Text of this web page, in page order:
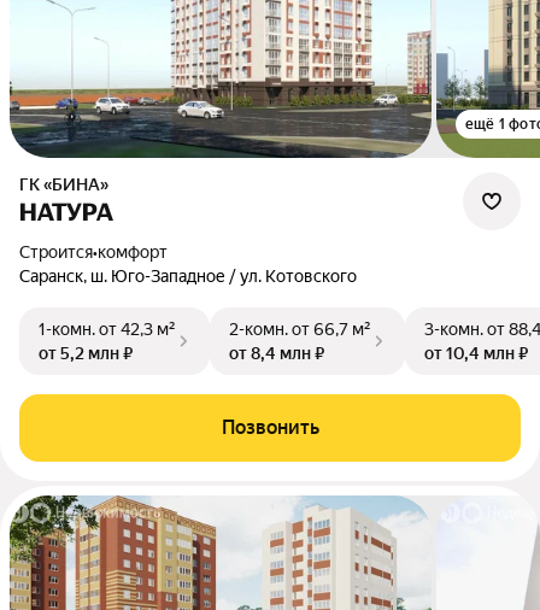
ещё 1
ГК «БИНА»
НАТУРА
Строится•комфорт
Саранск, ш. Юго-Западное / ул. Котовского
1-комн.от 42,3 м²
от 5,2 млн ₽
2-комн.от 66,7 м²
от 8,4 млн ₽
3-комн.от
от 10,4 млн ₽
Позвонить